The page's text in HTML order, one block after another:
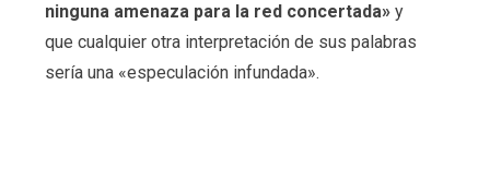
ninguna amenaza para la red concertada»y
que cualquier otra interpretación de sus palabras
sería una «especulación infundada».